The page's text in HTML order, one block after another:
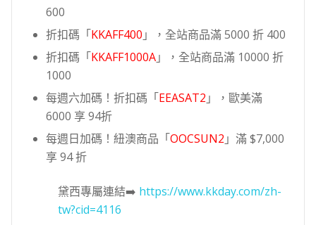
600
折扣碼「KKAFF400 」，全站商品滿 5000 折 400
折扣碼「KKAFF1000A」，全站商品滿 10000 折
1000
每週六加碼！折扣碼「EEASAT2 」，歐美滿
6000 享 94折
每週日加碼！紐澳商品「OOCSUN2 」滿 $7,000
享 94 折
黛西專屬連結➡️ https://www.kkday.com/zh-
tw?cid=4116